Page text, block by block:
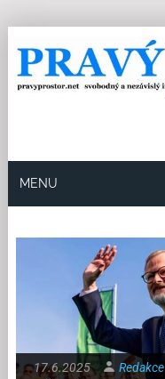
MENU
17.6.2025 Redakce